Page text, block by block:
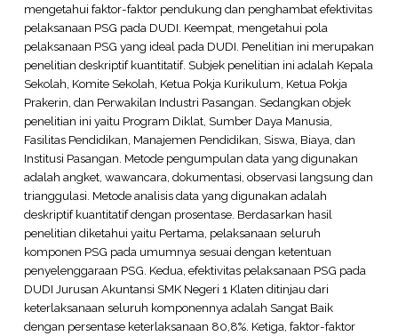
mengetahui faktor-faktor pendukung dan penghambat efektivitas
pelaksanaan PSG pada DUDI. Keempat, mengetahui pola
pelaksanaan PSG yang ideal pada DUDI. Penelitian ini merupakan
penelitian deskriptif kuantitatif. Subjek penelitian ini adalah Kepala
Sekolah, Komite Sekolah, Ketua Pokja Kurikulum, Ketua Pokja
Prakerin, dan Perwakilan Industri Pasangan. Sedangkan objek
penelitian ini yaitu Program Diklat, Sumber Daya Manusia,
Fasilitas Pendidikan, Manajemen Pendidikan, Siswa, Biaya, dan
Institusi Pasangan. Metode pengumpulan data yang digunakan
adalah angket, wawancara, dokumentasi, observasi langsung dan
trianggulasi. Metode analisis data yang digunakan adalah
deskriptif kuantitatif dengan prosentase. Berdasarkan hasil
penelitian diketahui yaitu Pertama, pelaksanaan seluruh
komponen PSG pada umumnya sesuai dengan ketentuan
penyelenggaraan PSG. Kedua, efektivitas pelaksanaan PSG pada
DUDI Jurusan Akuntansi SMK Negeri 1 Klaten ditinjau dari
keterlaksanaan seluruh komponennya adalah Sangat Baik
dengan persentase keterlaksanaan 80,8%. Ketiga, faktor-faktor